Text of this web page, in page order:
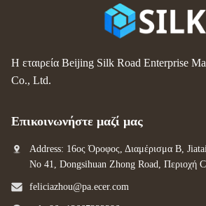
Η εταιρεία Beijing Silk Road Enterprise
Co., Ltd.
Επικοινωνήστε μαζί μας
Address: 16ος Όροφος, Διαμέρισμα Β,
No 41, Dongsihuan Zhong Road, Περιοχή
feliciazhou@pa.ecer.com